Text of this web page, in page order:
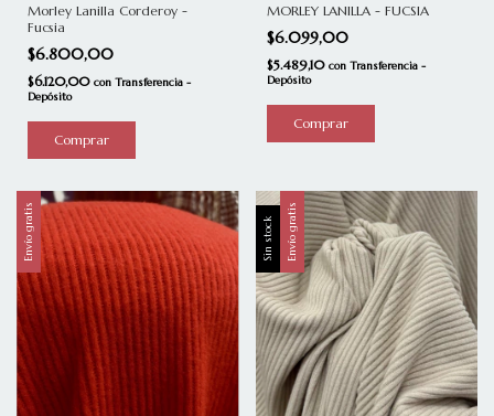
Morley Lanilla Corderoy -
Fucsia
$6.800,00
$6.120,00 con Transferencia -
Depósito
MORLEY LANILLA - FUCSIA
$6.099,00
$5.489,10 con Transferencia -
Depósito
Comprar
Envío gratis Sin stock Envío gratis